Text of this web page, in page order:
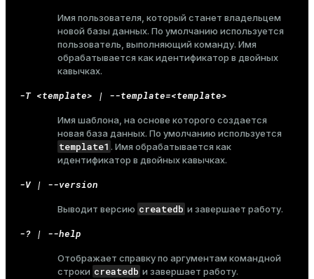
Имя пользователя, который станет владельцем
новой базы данных. По умолчанию используется
пользователь, выполняющий команду. Имя
обрабатывается как идентификатор в двойных
кавычках.
-T <template> | --template=<template>
Имя шаблона, на основе которого создается
новая база данных. По умолчанию используется
template1 . Имя обрабатывается как
идентификатор в двойных кавычках.
-V | --version
Выводит версию createdb и завершает работу.
-? | --help
Отображает справку по аргументам командной
строки createdb и завершает работу.